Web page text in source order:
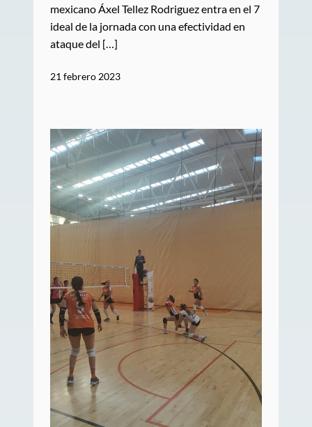
mexicano Áxel Tellez Rodriguez entra en el 7
ideal de la jornada con una efectividad en
ataque del […]
21 febrero 2023